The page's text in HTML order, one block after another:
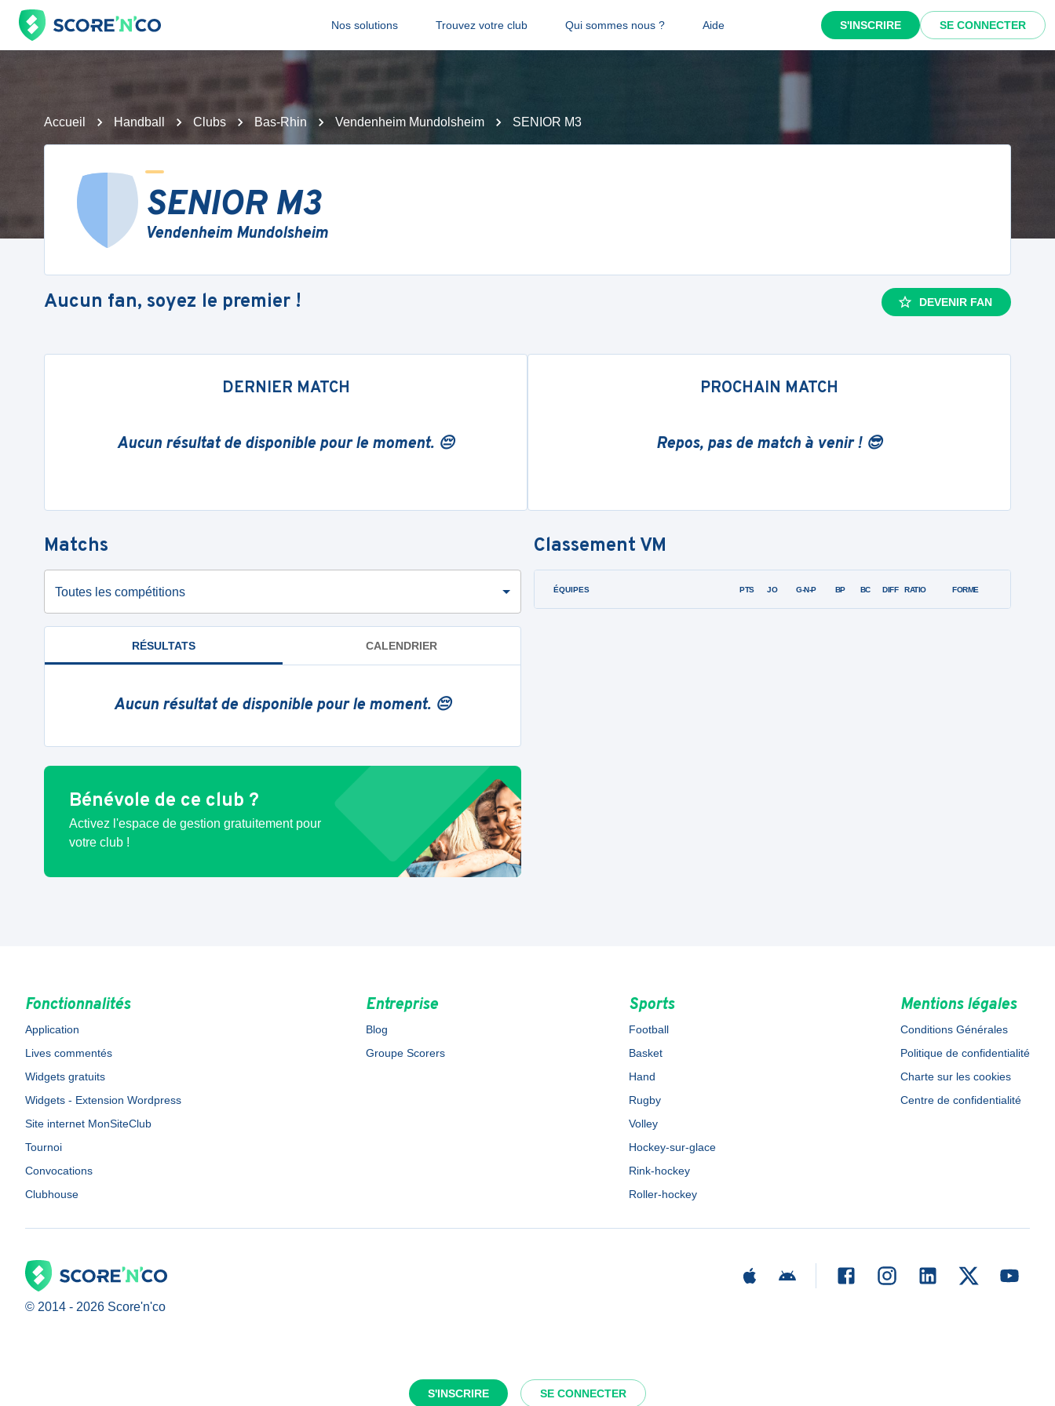
Nos solutions Trouvez votre club Qui sommes nous ? Aide S'INSCRIRE SE CONNECTER
S'INSCRIRE SE CONNECTER
Accueil Handball Clubs Bas-Rhin Vendenheim Mundolsheim SENIOR M3
SENIOR M3
Vendenheim Mundolsheim
Aucun fan, soyez le premier ! DEVENIR FAN
DERNIER MATCH
Aucun résultat de disponible pour le moment. 😔
PROCHAIN MATCH
Repos, pas de match à venir ! 😎
Matchs
Toutes les compétitions
RÉSULTATS CALENDRIER
Aucun résultat de disponible pour le moment. 😔
Bénévole de ce club ?
Activez l'espace de gestion gratuitement pour
votre club !
Classement VM
ÉQUIPES PTS JO G-N-P BP BC DIFF RATIO FORME
Fonctionnalités
Application
Lives commentés
Widgets gratuits
Widgets - Extension Wordpress
Site internet MonSiteClub
Tournoi
Convocations
Clubhouse
Entreprise
Blog
Groupe Scorers
Sports
Football
Basket
Hand
Rugby
Volley
Hockey-sur-glace
Rink-hockey
Roller-hockey
Mentions légales
Conditions Générales
Politique de confidentialité
Charte sur les cookies
Centre de confidentialité
© 2014 - 2026 Score'n'co